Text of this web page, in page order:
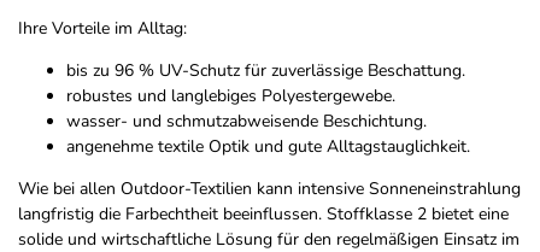
Ihre Vorteile im Alltag:
bis zu 96 % UV-Schutz für zuverlässige Beschattung.
robustes und langlebiges Polyestergewebe.
wasser- und schmutzabweisende Beschichtung.
angenehme textile Optik und gute Alltagstauglichkeit.
Wie bei allen Outdoor-Textilien kann intensive Sonneneinstrahlung
langfristig die Farbechtheit beeinflussen. Stoffklasse 2 bietet eine
solide und wirtschaftliche Lösung für den regelmäßigen Einsatz im